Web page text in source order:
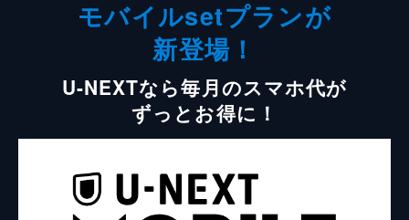
モバイルsetプランが
新登場！
U-NEXTなら毎月のスマホ代が
ずっとお得に！